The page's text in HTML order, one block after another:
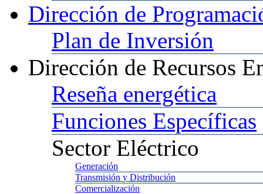
Dirección de
Plan de Inversión
Dirección de Recursos
Reseña energética
Funciones Específicas
Sector Eléctrico
Generación
Transmisión y Distribución
Comercialización